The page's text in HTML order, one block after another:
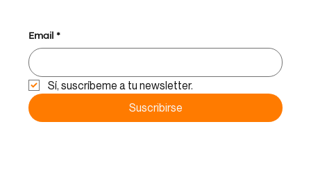
Email *
Sí, suscríbeme a tu newsletter.
Suscribirse